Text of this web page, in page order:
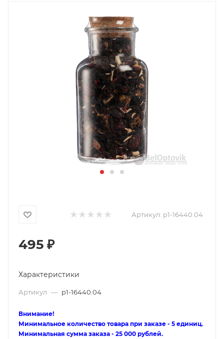
Артикул: p1-16440.04
495 ₽
Характеристики
Артикул — p1-16440.04
Внимание!
Минимальное количество товара при заказе - 5 единиц.
Минимальная сумма заказа - 25 000 рублей.